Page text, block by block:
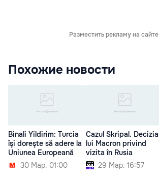
Разместить рекламу на сайте
Похожие новости
Binali Yildirim: Turcia
îşi doreşte să adere la
Uniunea Europeană
30 Мар. 01:00
Cazul Skripal. Decizia
lui Macron privind
vizita în Rusia
29 Мар. 16:57